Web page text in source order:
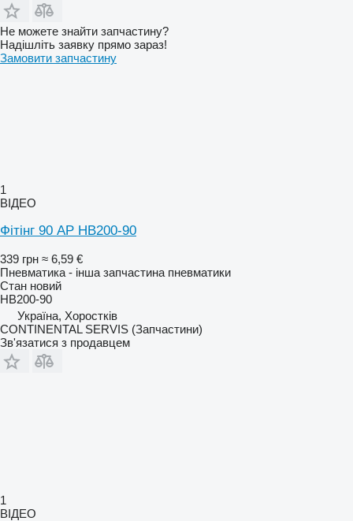
Не можете знайти запчастину?
Надішліть заявку прямо зараз!
Замовити запчастину
1
ВІДЕО
Фітінг 90 AP HB200-90
339 грн ≈ 6,59 €
Пневматика - інша запчастина пневматики
Стан новий
HB200-90
Україна, Хоростків
CONTINENTAL SERVIS (Запчастини)
Зв'язатися з продавцем
1
ВІДЕО